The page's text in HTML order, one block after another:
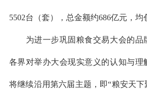
5502台（套），总金额约686亿元，均
为进一步巩固粮食交易大会的品
各界对举办大会现实意义的认知与理
将继续沿用第六届主题，即“粮安天